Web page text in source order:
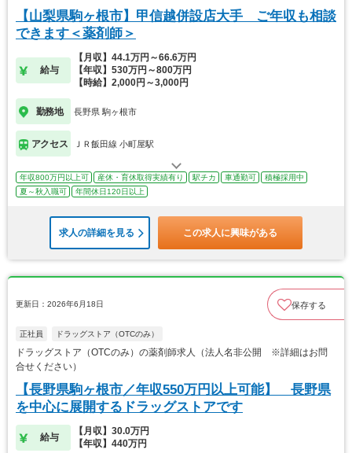
【山梨県駒ヶ根市】甲信越併設店大手 ご年収も相談
できます＜薬剤師＞
給与
【月収】44.1万円～66.6万円
【年収】530万円～800万円
【時給】2,000円～3,000円
勤務地 長野県 駒ヶ根市
アクセス ＪＲ飯田線 小町屋駅
年収800万円以上可 産休・育休取得実績有り 駅チカ 車通勤可
積極採用中
夏～秋入職可
年間休日120日以上
求人の詳細を見る この求人に興味がある
更新日：2026年6月18日 保存する
正社員 ドラッグストア（OTCのみ）
ドラッグストア（OTCのみ）の薬剤師求人（法人名非公開 ※詳細はお問
合せください）
【長野県駒ヶ根市／年収550万円以上可能】 長野県
を中心に展開するドラッグストアです
給与
【月収】30.0万円
【年収】440万円